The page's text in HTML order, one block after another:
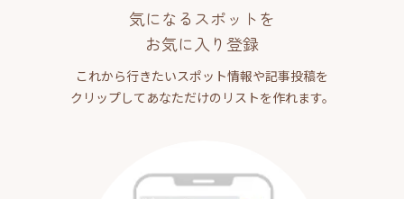
気になるスポットを
お気に入り登録
これから行きたいスポット情報や記事投稿を
クリップしてあなただけのリストを作れます。